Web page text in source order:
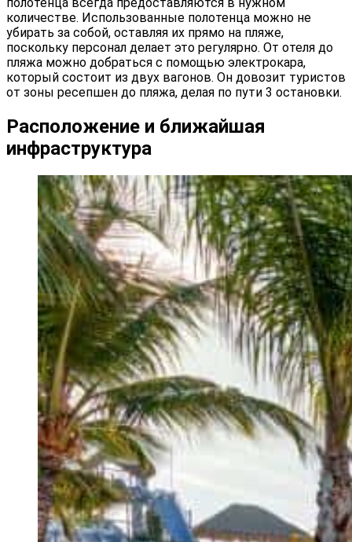
количестве. Использованные полотенца можно не
убирать за собой, оставляя их прямо на пляже,
поскольку персонал делает это регулярно. От отеля до
пляжа можно добраться с помощью электрокара,
который состоит из двух вагонов. Он довозит туристов
от зоны ресепшен до пляжа, делая по пути 3 остановки.
Расположение и ближайшая
инфраструктура